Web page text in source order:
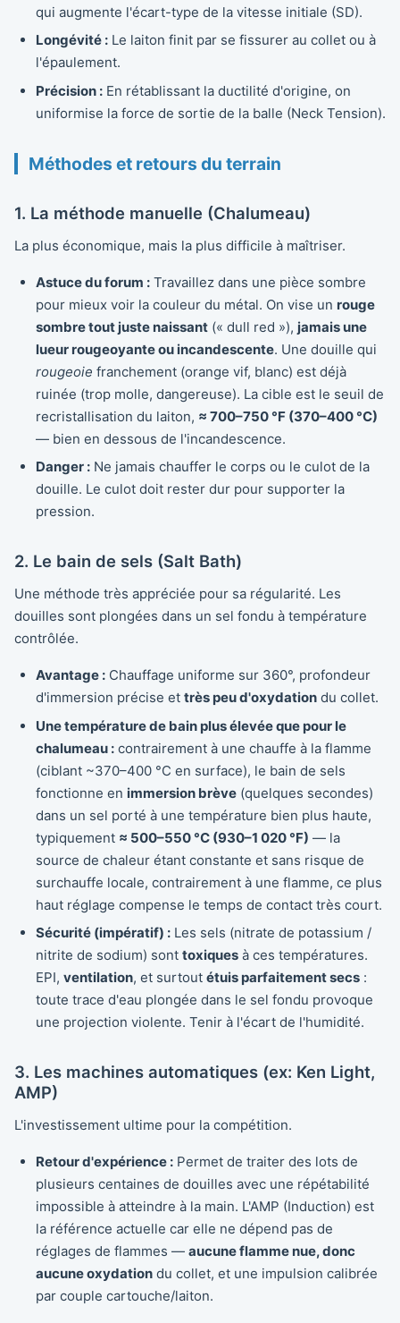
qui augmente l'écart-type de la vitesse initiale (SD).
Longévité : Le laiton finit par se fissurer au collet ou à
l'épaulement.
Précision : En rétablissant la ductilité d'origine, on
uniformise la force de sortie de la balle (Neck Tension).
Méthodes et retours du terrain
1. La méthode manuelle (Chalumeau)
La plus économique, mais la plus difficile à maîtriser.
Astuce du forum : Travaillez dans une pièce sombre
pour mieux voir la couleur du métal. On vise un rouge
sombre tout juste naissant (« dull red »), jamais une
lueur rougeoyante ou incandescente. Une douille qui
rougeoie franchement (orange vif, blanc) est déjà
ruinée (trop molle, dangereuse). La cible est le seuil de
recristallisation du laiton, ≈ 700–750 °F (370–400 °C)
— bien en dessous de l'incandescence.
Danger : Ne jamais chauffer le corps ou le culot de la
douille. Le culot doit rester dur pour supporter la
pression.
2. Le bain de sels (Salt Bath)
Une méthode très appréciée pour sa régularité. Les
douilles sont plongées dans un sel fondu à température
contrôlée.
Avantage : Chauffage uniforme sur 360°, profondeur
d'immersion précise et très peu d'oxydation du collet.
Une température de bain plus élevée que pour le
chalumeau : contrairement à une chauffe à la flamme
(ciblant ~370–400 °C en surface), le bain de sels
fonctionne en immersion brève (quelques secondes)
dans un sel porté à une température bien plus haute,
typiquement ≈ 500–550 °C (930–1 020 °F) — la
source de chaleur étant constante et sans risque de
surchauffe locale, contrairement à une flamme, ce plus
haut réglage compense le temps de contact très court.
Sécurité (impératif) : Les sels (nitrate de potassium /
nitrite de sodium) sont toxiques à ces températures.
EPI, ventilation, et surtout étuis parfaitement secs :
toute trace d'eau plongée dans le sel fondu provoque
une projection violente. Tenir à l'écart de l'humidité.
3. Les machines automatiques (ex: Ken Light,
AMP)
L'investissement ultime pour la compétition.
Retour d'expérience : Permet de traiter des lots de
plusieurs centaines de douilles avec une répétabilité
impossible à atteindre à la main. L'AMP (Induction) est
la référence actuelle car elle ne dépend pas de
réglages de flammes — aucune flamme nue, donc
aucune oxydation du collet, et une impulsion calibrée
par couple cartouche/laiton.